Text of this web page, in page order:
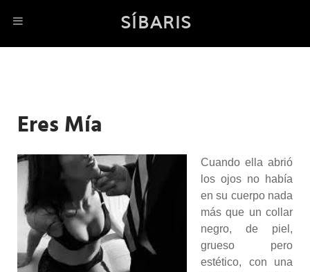
SÍBARIS
Eres Mía
Cuando ella abrió
los ojos no había
en su cuerpo nada
más que un collar
negro, de piel,
grueso pero
estético, con una